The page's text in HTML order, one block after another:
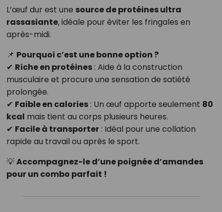
L’œuf dur est une source de protéines ultra
rassasiante, idéale pour éviter les fringales en
après-midi.
📌 Pourquoi c’est une bonne option ?
✔ Riche en protéines: Aide à la construction
musculaire et procure une sensation de satiété
prolongée.
✔ Faible en calories: Un œuf apporte seulement 80
kcal mais tient au corps plusieurs heures.
✔ Facile à transporter: Idéal pour une collation
rapide au travail ou après le sport.
💡Accompagnez-le d’une poignée d’amandes
pour un combo parfait !